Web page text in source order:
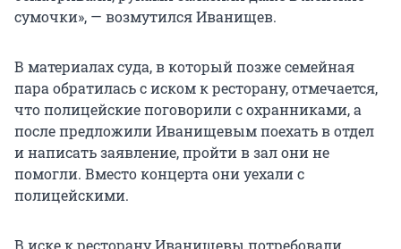
сумочки», — возмутился Иванищев.
В материалах суда, в который позже семейная
пара обратилась с иском к ресторану, отмечается,
что полицейские поговорили с охранниками, а
после предложили Иванищевым поехать в отдел
и написать заявление, пройти в зал они не
помогли. Вместо концерта они уехали с
полицейскими.
В иске к ресторану Иванищевы потребовали